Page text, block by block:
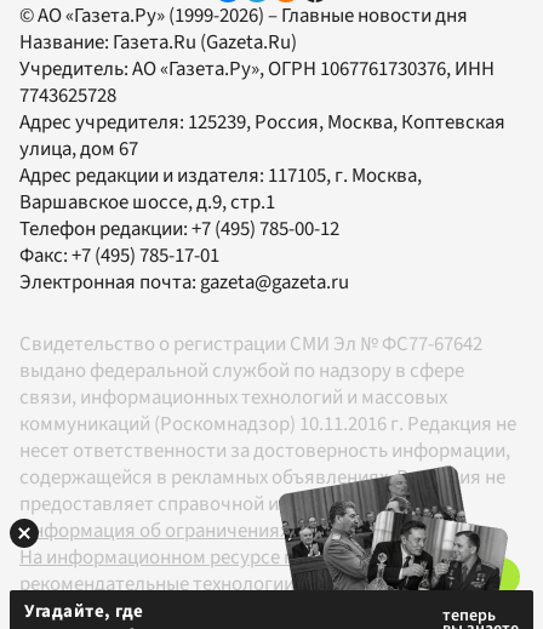
© АО «Газета.Ру» (1999-2026) – Главные новости дня
Название: Газета.Ru (Gazeta.Ru)
Учредитель:АО «Газета.Ру», ОГРН 1067761730376, ИНН
7743625728
Адрес учредителя: 125239, Россия, Москва, Коптевская
улица, дом 67
Адрес редакции и издателя: 117105, г. Москва,
Варшавское шоссе, д.9, стр.1
Телефон редакции:+7 (495) 785-00-12
Факс:+7 (495) 785-17-01
Электронная почта:gazeta@gazeta.ru
Свидетельство о регистрации СМИ Эл № ФС77-67642
выдано федеральной службой по надзору в сфере
связи, информационных технологий и массовых
коммуникаций (Роскомнадзор) 10.11.2016 г. Редакция не
несет ответственности за достоверность информации,
содержащейся в рекламных объявлениях. Редакция не
предоставляет справочной информации.
Информация об ограничениях
На информационном ресурсе применяются
рекомендательные технологии в соответствии с
Правилами
Угадайте, где